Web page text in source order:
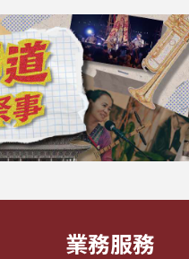
業務服務